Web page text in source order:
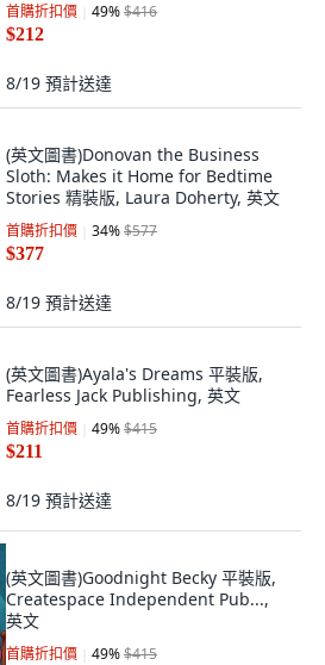
首購折扣價 49%$416
$212
8/19 預計送達
(英文圖書)Donovan the Business
Sloth: Makes it Home for Bedtime
Stories 精裝版, Laura Doherty, 英文
首購折扣價 34%$577
$377
8/19 預計送達
(英文圖書)Ayala's Dreams 平裝版,
Fearless Jack Publishing, 英文
首購折扣價 49%$415
$211
8/19 預計送達
(英文圖書)Goodnight Becky 平裝版,
Createspace Independent Pub...,
英文
首購折扣價 49%$415